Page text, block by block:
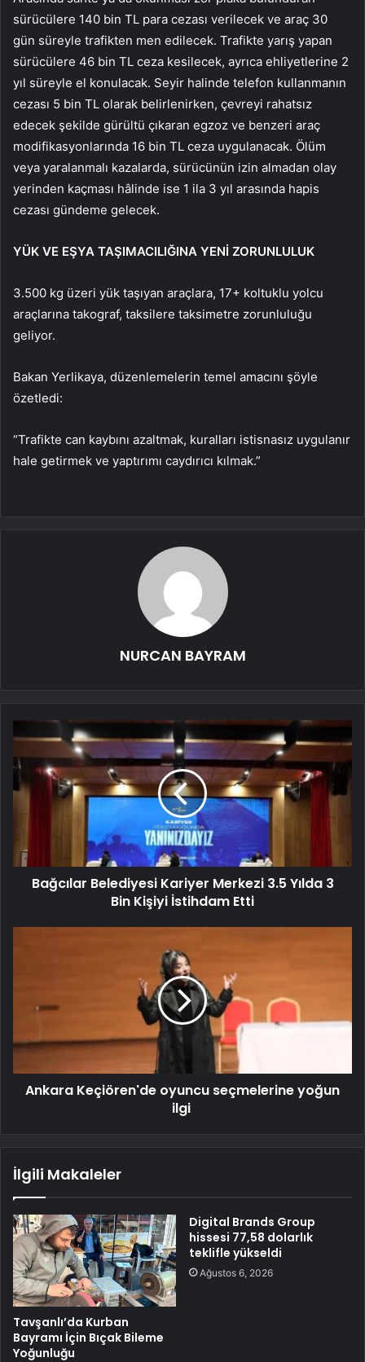
sürücülere 140 bin TL para cezası verilecek ve araç 30
gün süreyle trafikten men edilecek. Trafikte yarış yapan
sürücülere 46 bin TL ceza kesilecek, ayrıca ehliyetlerine 2
yıl süreyle el konulacak. Seyir halinde telefon kullanmanın
cezası 5 bin TL olarak belirlenirken, çevreyi rahatsız
edecek şekilde gürültü çıkaran egzoz ve benzeri araç
modifikasyonlarında 16 bin TL ceza uygulanacak. Ölüm
veya yaralanmalı kazalarda, sürücünün izin almadan olay
yerinden kaçması hâlinde ise 1 ila 3 yıl arasında hapis
cezası gündeme gelecek.
YÜK VE EŞYA TAŞIMACILIĞINA YENİ ZORUNLULUK
3.500 kg üzeri yük taşıyan araçlara, 17+ koltuklu yolcu
araçlarına takograf, taksilere taksimetre zorunluluğu
geliyor.
Bakan Yerlikaya, düzenlemelerin temel amacını şöyle
özetledi:
“Trafikte can kaybını azaltmak, kuralları istisnasız uygulanır
hale getirmek ve yaptırımı caydırıcı kılmak.”
NURCAN BAYRAM
Bağcılar Belediyesi Kariyer Merkezi 3.5 Yılda 3
Bin Kişiyi İstihdam Etti
Ankara Keçiören'de oyuncu seçmelerine yoğun
ilgi
İlgili Makaleler
Tavşanlı’da Kurban
Bayramı İçin Bıçak Bileme
Yoğunluğu
Digital Brands Group
hissesi 77,58 dolarlık
teklifle yükseldi
Ağustos 6, 2026